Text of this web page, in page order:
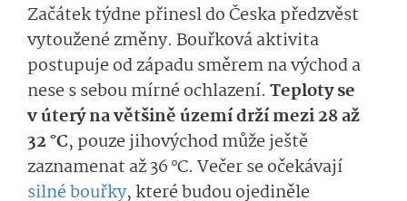
Začátek týdne přinesl do Česka předzvěst
vytoužené změny. Bouřková aktivita
postupuje od západu směrem na východ a
nese s sebou mírné ochlazení. Teploty se
v úterý na většině území drží mezi 28 až
32 °C, pouze jihovýchod může ještě
zaznamenat až 36 °C. Večer se očekávají
silné bouřky, které budou ojediněle